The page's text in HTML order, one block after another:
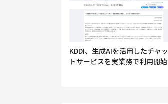
KDDI、生成AIを活用したチャッ
トサービスを実業務で利用開始